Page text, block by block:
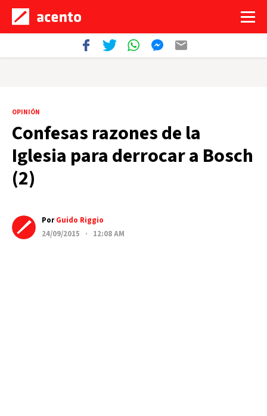
OPINIÓN
Confesas razones de la
Iglesia para derrocar a Bosch
(2)
PorGuido Riggio
24/09/2015 · 12:08 AM